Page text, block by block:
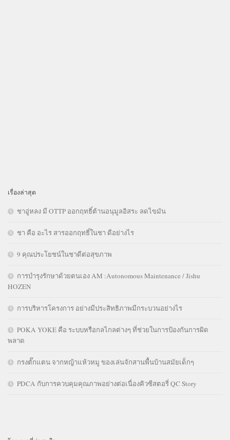
เรื่องล่าสุด
ชาอู่หลง มี OTTP ออกฤทธิ์ต้านอนุมูลอิสระ ลดไขมัน
ชา คือ อะไร สารออกฤทธิ์ในชา ดีอย่างไร
9 คุณประโยชน์ในชาดีต่อสุขภาพ
การบำรุงรักษาด้วยตนเอง AM :Autonomous Maintenance / Jishu
HOZEN
การบริหารโครงการ อย่างมีประสิทธิภาพมีกระบวนอย่างไร
POKA YOKE คือ ระบบหรือกลไกลต่างๆ ที่ช่วยในการป้องกันการผิด
พลาด
กรงตั๊กแตน จากหญ้าแห้วหมู ของเล่นจักสานพื้นบ้านสมัยเด็กๆ
PDCA กับการควบคุมคุณภาพอย่างต่อเนื่องคิวซีสตอรี่ QC Story